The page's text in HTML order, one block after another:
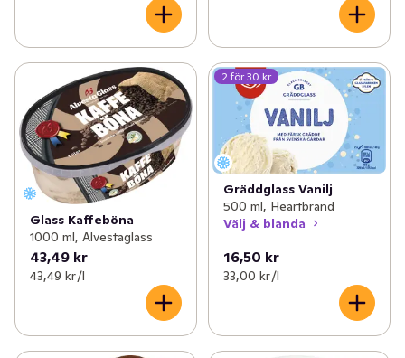
Glass Kaffeböna
1000 ml, Alvestaglass
43,49 kr
43,49 kr /l
2 för 30 kr
Gräddglass Vanilj
500 ml, Heartbrand
Välj & blanda
16,50 kr
33,00 kr /l